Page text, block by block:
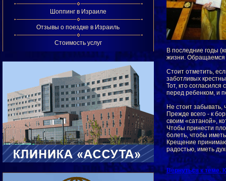
Шоппинг в Израиле
Отзывы о поездке в Израиль
Стоимость услуг
В последние годы
жизни. Обращаемся
Стоит отметить,
заботливых
Тот, кто
перед ребенком, и
Не стоит забывать,
Прежде всего - к
своим «сатаной»,
Чтобы принести
болеть, чтобы
Крещение
радостью, иметь
Вернуться к теме.